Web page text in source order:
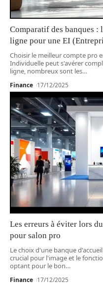
Comparatif des banques :
ligne pour une EI
Choisir le meilleur compte pro
Individuelle peut s'avérer
ligne, nombreux sont les…
Finance 17/12/2025
Les erreurs à éviter lors
pour salon pro
Le choix d'une banque
crucial pour l'image et le
optant pour le bon…
Finance 17/12/2025